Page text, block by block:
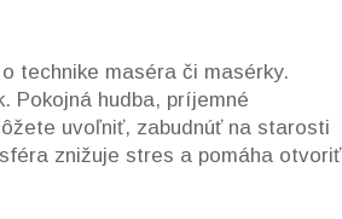
technike maséra či masérky.
Pokojná hudba, príjemné
uvoľniť, zabudnúť na starosti
znižuje stres a pomáha otvoriť